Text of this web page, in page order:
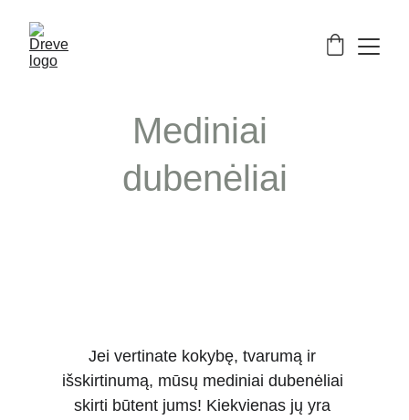
Mediniai
dubenėliai
Jei vertinate kokybę, tvarumą ir
išskirtinumą, mūsų mediniai dubenėliai
skirti būtent jums! Kiekvienas jų yra